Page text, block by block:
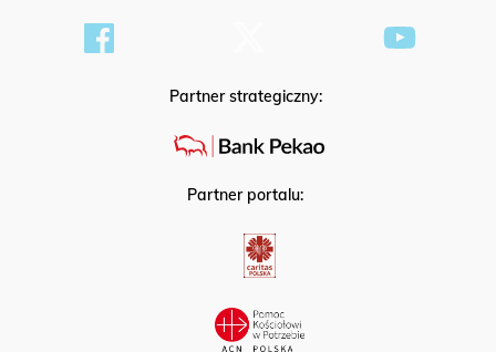
Partner strategiczny:
Partner portalu: